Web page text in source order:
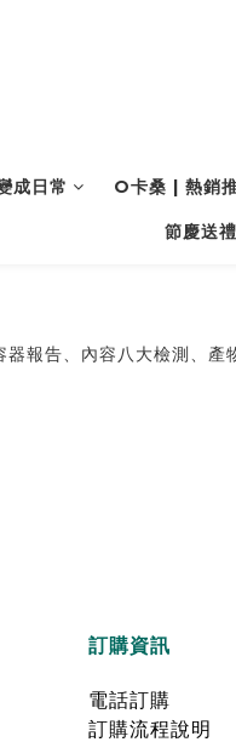
成日常 O卡桑 | 熱銷
節慶送
器報告、內容八大檢測、
訂購資訊
電話訂購
訂購流程說明